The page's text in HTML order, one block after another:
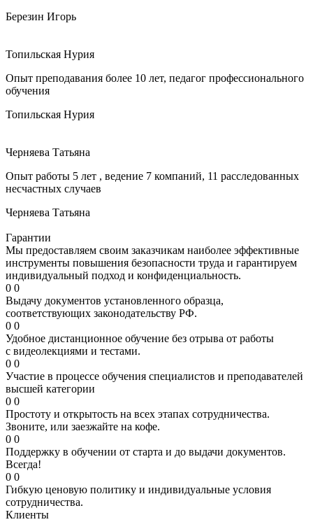
Березин Игорь
Топильская Нурия
Опыт преподавания более 10 лет, педагог профессионального
обучения
Топильская Нурия
Черняева Татьяна
Опыт работы 5 лет , ведение 7 компаний, 11 расследованных
несчастных случаев
Черняева Татьяна
Гарантии
Мы предоставляем своим заказчикам наиболее эффективные
инструменты повышения безопасности труда и гарантируем
индивидуальный подход и конфиденциальность.
0 0
Выдачу документов установленного образца,
соответствующих законодательству РФ.
0 0
Удобное дистанционное обучение без отрыва от работы
с видеолекциями и тестами.
0 0
Участие в процессе обучения специалистов и преподавателей
высшей категории
0 0
Простоту и открытость на всех этапах сотрудничества.
Звоните, или заезжайте на кофе.
0 0
Поддержку в обучении от старта и до выдачи документов.
Всегда!
0 0
Гибкую ценовую политику и индивидуальные условия
сотрудничества.
Клиенты